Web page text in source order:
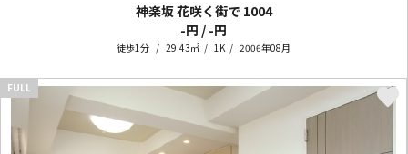
神楽坂 花咲く街で 1004
-円 / -円
徒歩1分 29.43㎡ 1K 2006年08月
FULL